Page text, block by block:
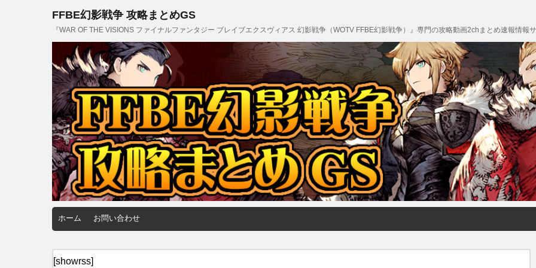
FFBE幻影戦争 攻略まとめGS
『WAR OF THE VISIONS ファイナルファンタジー ブレイブエクスヴィアス 幻影戦争（WOTV FFBE幻影戦争）』専門の攻略動画2chまとめ速報情報
ホーム お問い合わせ
[showrss]